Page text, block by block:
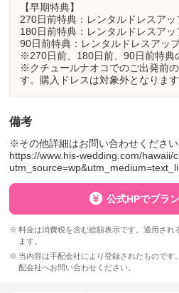
【早期特典】
270日前特典：レンタルドレスア
180日前特典：レンタルドレスア
90日前特典：レンタルドレスアッ
※270日前、180日前、90日前特典
※クチュールナオコでのご出発前
す。購入ドレスは対象外となります
備考
※その他詳細はお問い合わせください
https://www.his-wedding.com/hawaii/
公式HPでプラ
料金は消費税を含む総額表示です。適用され
ます。
当内容は手配会社により登録されたもので
配会社へお問い合わせください。